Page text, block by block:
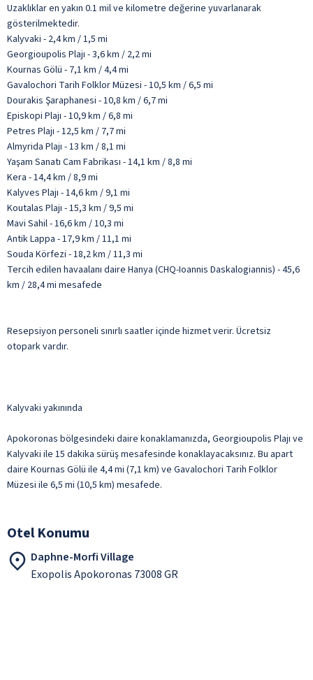
Uzaklıklar en yakın 0.1 mil ve kilometre değerine yuvarlanarak
gösterilmektedir.
Kalyvaki - 2,4 km / 1,5 mi
Georgioupolis Plajı - 3,6 km / 2,2 mi
Kournas Gölü - 7,1 km / 4,4 mi
Gavalochori Tarih Folklor Müzesi - 10,5 km / 6,5 mi
Dourakis Şaraphanesi - 10,8 km / 6,7 mi
Episkopi Plajı - 10,9 km / 6,8 mi
Petres Plajı - 12,5 km / 7,7 mi
Almyrida Plajı - 13 km / 8,1 mi
Yaşam Sanatı Cam Fabrikası - 14,1 km / 8,8 mi
Kera - 14,4 km / 8,9 mi
Kalyves Plajı - 14,6 km / 9,1 mi
Koutalas Plajı - 15,3 km / 9,5 mi
Mavi Sahil - 16,6 km / 10,3 mi
Antik Lappa - 17,9 km / 11,1 mi
Souda Körfezi - 18,2 km / 11,3 mi
Tercih edilen havaalanı daire Hanya (CHQ-Ioannis Daskalogiannis) - 45,6
km / 28,4 mi mesafede
Resepsiyon personeli sınırlı saatler içinde hizmet verir. Ücretsiz
otopark vardır.
Kalyvaki yakınında
Apokoronas bölgesindeki daire konaklamanızda, Georgioupolis Plajı ve
Kalyvaki ile 15 dakika sürüş mesafesinde konaklayacaksınız. Bu apart
daire Kournas Gölü ile 4,4 mi (7,1 km) ve Gavalochori Tarih Folklor
Müzesi ile 6,5 mi (10,5 km) mesafede.
Otel Konumu
Daphne-Morfi Village
Exopolis Apokoronas 73008 GR